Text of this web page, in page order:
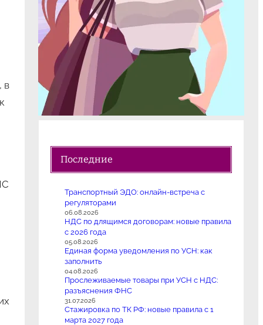
в
Последние
Транспортный ЭДО: онлайн-встреча с
регуляторами
06.08.2026
НДС по длящимся договорам: новые правила
с 2026 года
05.08.2026
Единая форма уведомления по УСН: как
заполнить
04.08.2026
Прослеживаемые товары при УСН с НДС:
разъяснения ФНС
31.07.2026
Стажировка по ТК РФ: новые правила с 1
марта 2027 года